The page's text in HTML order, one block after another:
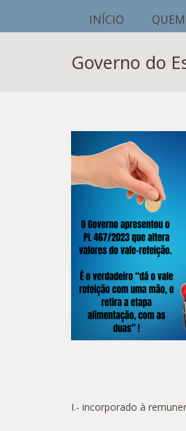
INÍCIO
Governo do
I.- incorporado à